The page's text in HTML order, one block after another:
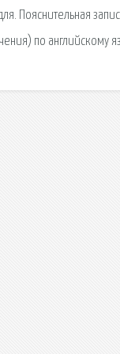
Пояснительная
по английскому